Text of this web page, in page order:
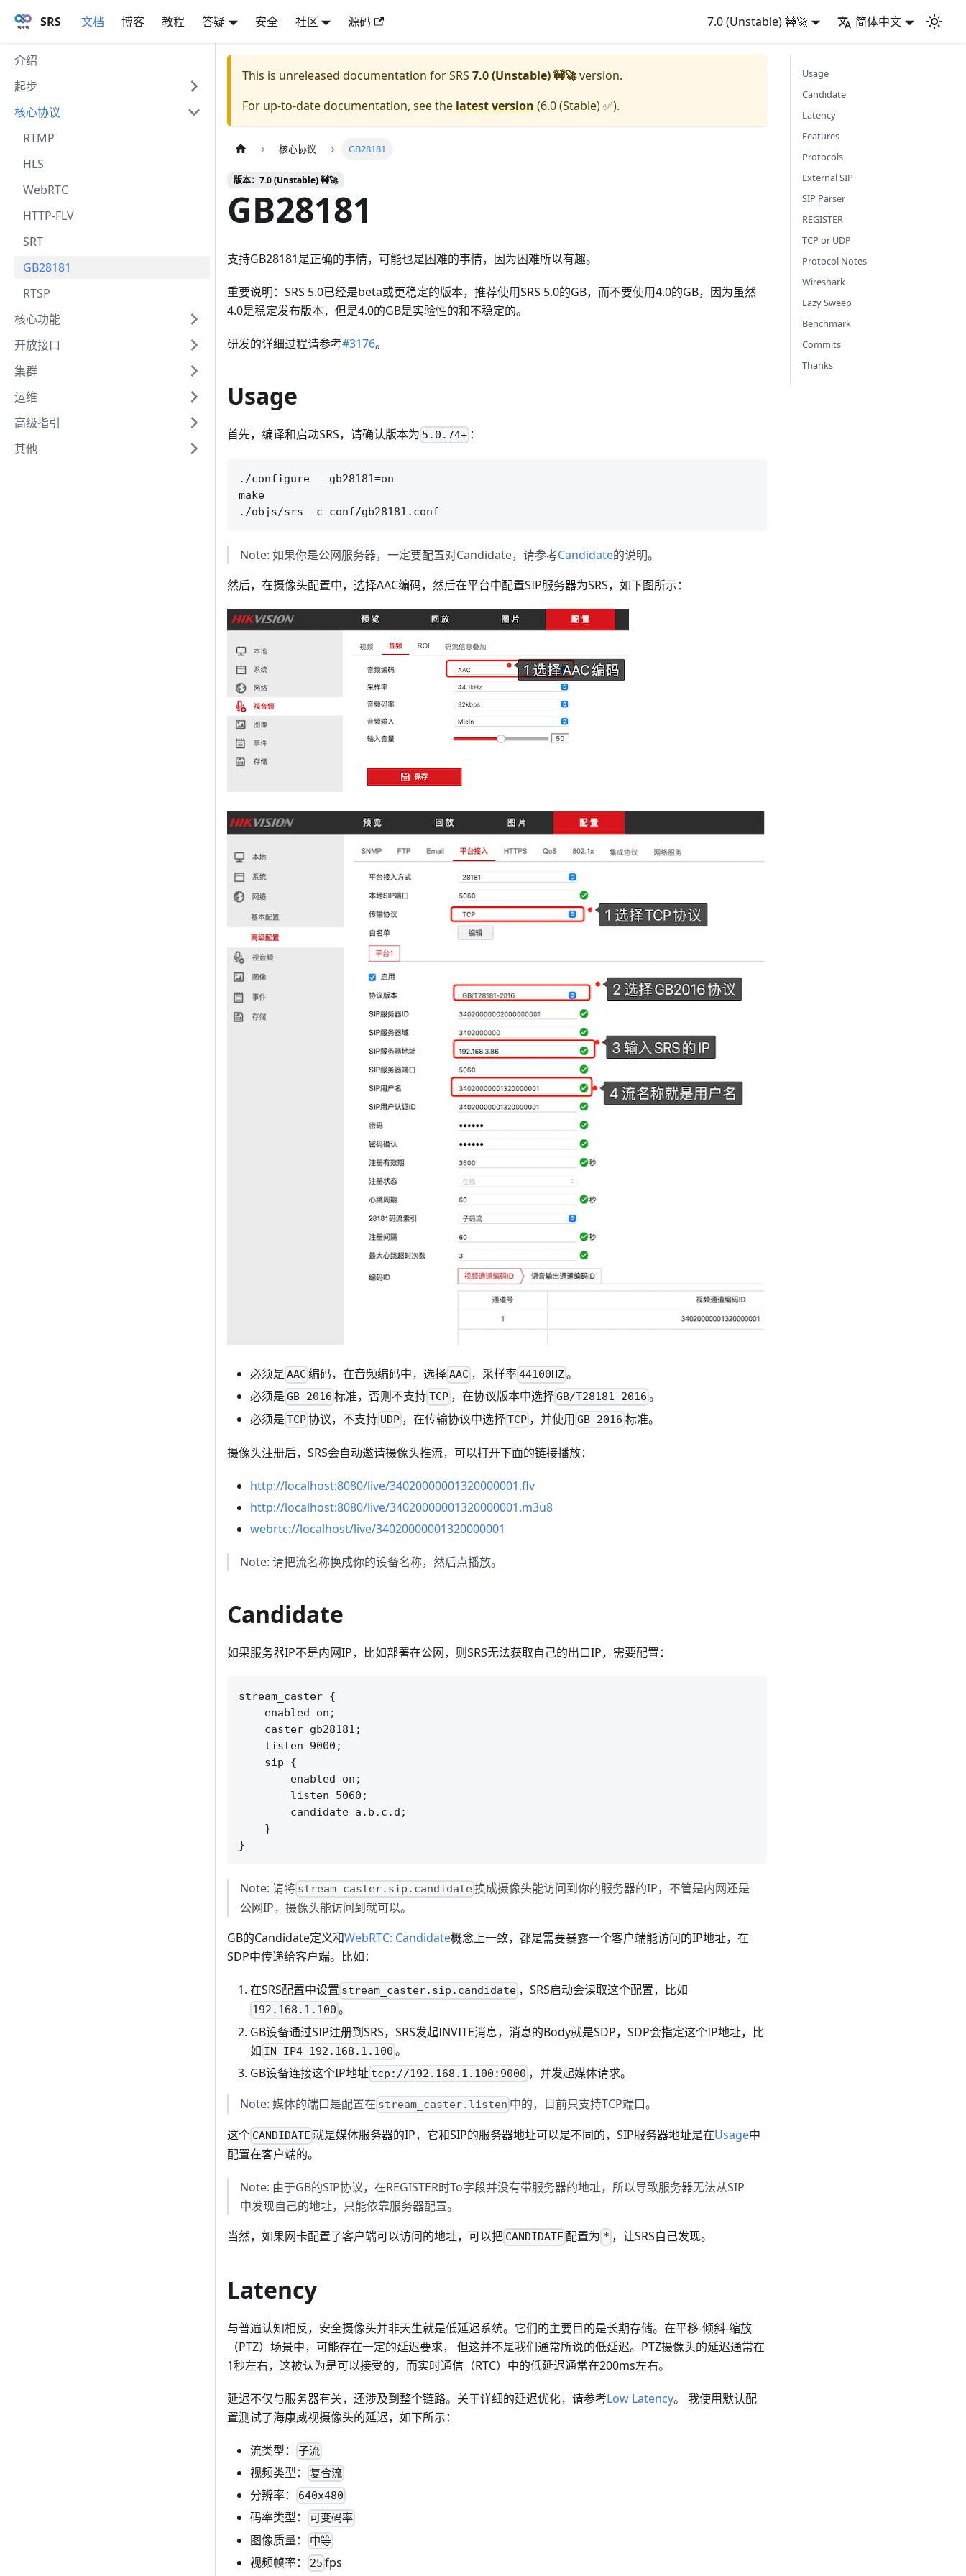
SRS 文档 博客 教程 答疑 安全 社区 源码 7.0 (Unstable) 🚧🚀 简体中文
介绍
起步
核心协议
RTMP
HLS
WebRTC
HTTP-FLV
SRT
GB28181
RTSP
核心功能
开放接口
集群
运维
高级指引
其他
This is unreleased documentation forSRS 7.0 (Unstable) 🚧🚀version.
For up-to-date documentation, see the latest version (6.0 (Stable) ✅).
核心协议 GB28181
版本：7.0 (Unstable) 🚧🚀
GB28181
支持GB28181是正确的事情，可能也是困难的事情，因为困难所以有趣。
重要说明：SRS 5.0已经是beta或更稳定的版本，推荐使用SRS 5.0的GB，而不要使用4.0的GB，因为虽然
4.0是稳定发布版本，但是4.0的GB是实验性的和不稳定的。
研发的详细过程请参考#3176。
Usage
首先，编译和启动SRS，请确认版本为 5.0.74+ ：
./configure --gb28181=on
make
Note: 如果你是公网服务器，一定要配置对Candidate，请参考Candidate的说明。
然后，在摄像头配置中，选择AAC编码，然后在平台中配置SIP服务器为SRS，如下图所示：
必须是 AAC 编码，在音频编码中，选择 AAC ，采样率44100HZ。
必须是GB-2016 标准，否则不支持 TCP，在协议版本中选择GB/T28181-2016 。
必须是 TCP协议，不支持 UDP，在传输协议中选择TCP ，并使用GB-2016 标准。
摄像头注册后，SRS会自动邀请摄像头推流，可以打开下面的链接播放：
http://localhost:8080/live/34020000001320000001.flv
http://localhost:8080/live/34020000001320000001.m3u8
webrtc://localhost/live/34020000001320000001
Note: 请把流名称换成你的设备名称，然后点播放。
Candidate
如果服务器IP不是内网IP，比如部署在公网，则SRS无法获取自己的出口IP，需要配置：
stream_caster {
    enabled on;
    caster gb28181;
    listen 9000;
    sip {
        enabled on;
        listen 5060;
        candidate a.b.c.d;
    }
Note: 请将 stream_caster.sip.candidate 换成摄像头能访问到你的服务器的IP，不管是内网还是
公网IP，摄像头能访问到就可以。
GB的Candidate定义和WebRTC: Candidate概念上一致，都是需要暴露一个客户端能访问的IP地址，在
SDP中传递给客户端。比如：
在SRS配置中设置 stream_caster.sip.candidate ，SRS启动会读取这个配置，比如
192.168.1.100 。
GB设备通过SIP注册到SRS，SRS发起INVITE消息，消息的Body就是SDP，SDP会指定这个IP地址，比
如 IN IP4 192.168.1.100 。
GB设备连接这个IP地址 tcp://192.168.1.100:9000 ，并发起媒体请求。
Note: 媒体的端口是配置在 stream_caster.listen 中的，目前只支持TCP端口。
这个 CANDIDATE 就是媒体服务器的IP，它和SIP的服务器地址可以是不同的，SIP服务器地址是在Usage中
配置在客户端的。
Note: 由于GB的SIP协议，在REGISTER时To字段并没有带服务器的地址，所以导致服务器无法从SIP
中发现自己的地址，只能依靠服务器配置。
当然，如果网卡配置了客户端可以访问的地址，可以把 CANDIDATE 配置为 * ，让SRS自己发现。
Latency
与普遍认知相反，安全摄像头并非天生就是低延迟系统。它们的主要目的是长期存储。在平移-倾斜-缩放
（PTZ）场景中，可能存在一定的延迟要求， 但这并不是我们通常所说的低延迟。PTZ摄像头的延迟通常在
1秒左右，这被认为是可以接受的，而实时通信（RTC）中的低延迟通常在200ms左右。
延迟不仅与服务器有关，还涉及到整个链路。关于详细的延迟优化，请参考Low Latency。 我使用默认配
置测试了海康威视摄像头的延迟，如下所示：
流类型： 子流
视频类型： 复合流
分辨率： 640x480
码率类型： 可变码率
图像质量： 中等
视频帧率： 25 fps
Usage
Candidate
Latency
Features
Protocols
External SIP
SIP Parser
REGISTER
TCP or UDP
Protocol Notes
Wireshark
Lazy Sweep
Benchmark
Commits
Thanks